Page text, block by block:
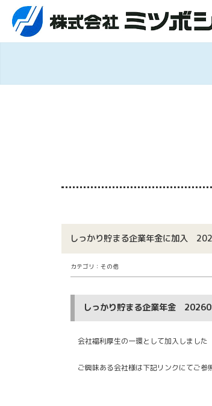
しっかり貯まる企業年金に加入
カテゴリ：その他
しっかり貯まる企業年金
会社福利厚生の一環として加入しました
ご興味ある会社様は下記リンクにてご参